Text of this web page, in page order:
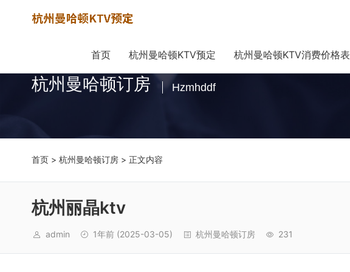
首页 杭州曼哈顿KTV预定 杭州曼哈顿KTV消费价格表
杭州曼哈顿订房 Hzmhddf
首页 > 杭州曼哈顿订房 > 正文内容
杭州丽晶ktv
admin 1年前 (2025-03-05) 杭州曼哈顿订房 231